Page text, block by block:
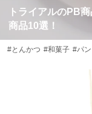
トライアルのPB
商品10選！
#とんかつ #和菓子 #パ